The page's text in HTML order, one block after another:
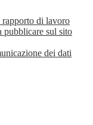
di lavoro
pubblicare sul sito
dei dati